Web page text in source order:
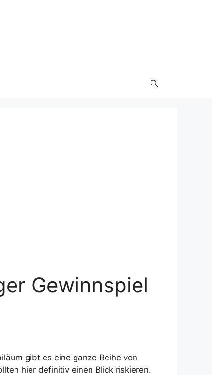
Gewinnspiel
gibt es eine ganze Reihe von
hier definitiv einen Blick riskieren.